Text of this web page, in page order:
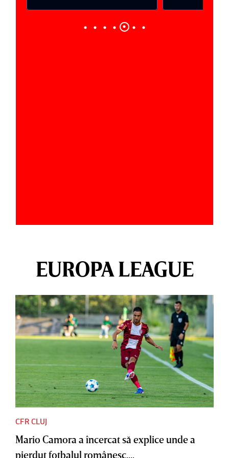
EUROPA LEAGUE
CFR CLUJ
Mario Camora a încercat să explice unde a
pierdut fotbalul românesc....